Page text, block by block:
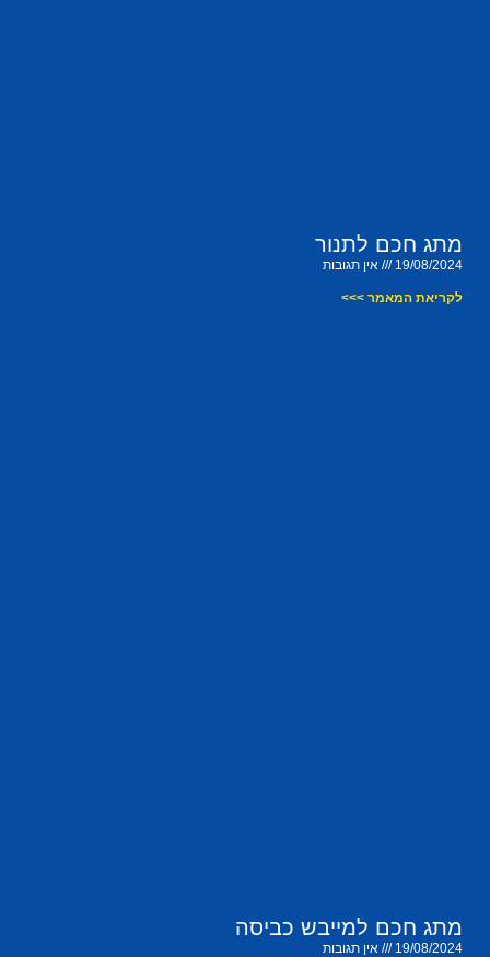
מתג חכם לתנור
19/08/2024 אין תגובות
לקריאת המאמר >>>
מתג חכם למייבש כביסה
19/08/2024 אין תגובות